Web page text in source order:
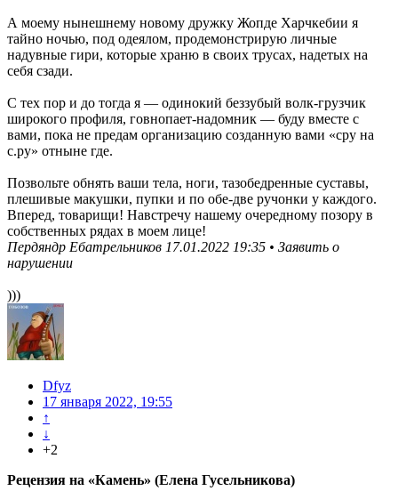
А моему нынешнему новому дружку Жопде Харчкебии я
тайно ночью, под одеялом, продемонстрирую личные
надувные гири, которые храню в своих трусах, надетых на
себя сзади.
С тех пор и до тогда я — одинокий беззубый волк-грузчик
широкого профиля, говнопает-надомник — буду вместе с
вами, пока не предам организацию созданную вами «сру на
с.ру» отныне где.
Позвольте обнять ваши тела, ноги, тазобедренные суставы,
плешивые макушки, пупки и по обе-две ручонки у каждого.
Вперед, товарищи! Навстречу нашему очередному позору в
собственных рядах в моем лице!
Пердяндр Ебатрельников 17.01.2022 19:35 • Заявить о
нарушении
)))
Dfyz
17 января 2022, 19:55
↑
↓
+2
Рецензия на «Камень» (Елена Гусельникова)